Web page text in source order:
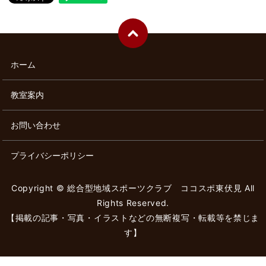
ホーム
教室案内
お問い合わせ
プライバシーポリシー
Copyright © 総合型地域スポーツクラブ ココスポ東伏見 All
Rights Reserved.
【掲載の記事・写真・イラストなどの無断複写・転載等を禁じま
す】